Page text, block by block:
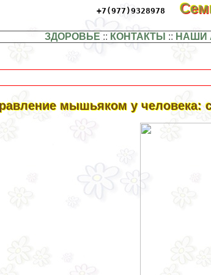
+7(977)9328978
ЗДОРОВЬЕ :: КОНТАКТЫ :: НАШИ
мышьяком у человека: